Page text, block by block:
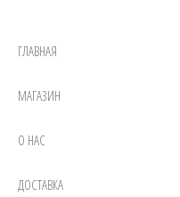
ГЛАВНАЯ
МАГАЗИН
О НАС
ДОСТАВКА